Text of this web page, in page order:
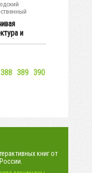
им. Яр....
и
: сб. текстов
388 389 390
книг от